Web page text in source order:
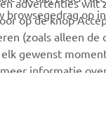
browsegedrag op
advertenties wilt
op de knop
(zoals alleen de
gewenst
informatie